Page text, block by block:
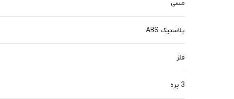
مسی
پلاستیک ABS
فلز
3 پره